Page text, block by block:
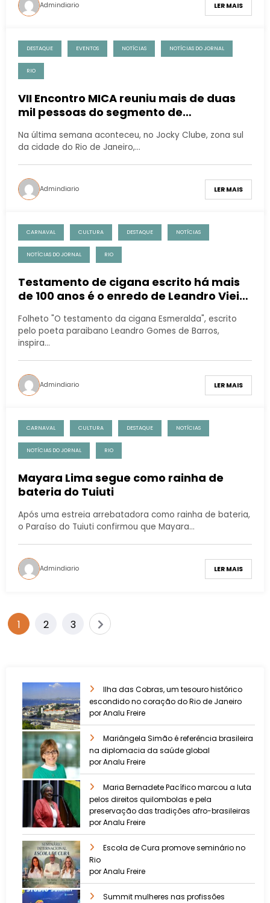
Admindiario LER MAIS
DESTAQUE EVENTOS NOTÍCIAS NOTÍCIAS DO JORNAL
RIO
VII Encontro MICA reuniu mais de duas
mil pessoas do segmento de
Janeiro
Na última semana aconteceu, no Jocky Clube, zona sul
da cidade do Rio de Janeiro,…
Admindiario LER MAIS
CARNAVAL CULTURA DESTAQUE NOTÍCIAS
NOTÍCIAS DO JORNAL RIO
Testamento de cigana escrito há mais
de 100 anos é o enredo de Leandro Vieira
Folheto "O testamento da cigana Esmeralda", escrito
pelo poeta paraibano Leandro Gomes de Barros,
inspira…
Admindiario LER MAIS
CARNAVAL CULTURA DESTAQUE NOTÍCIAS
NOTÍCIAS DO JORNAL RIO
Mayara Lima segue como rainha de
bateria do Tuiuti
Após uma estreia arrebatadora como rainha de bateria,
o Paraíso do Tuiuti confirmou que Mayara…
Admindiario LER MAIS
1 2 3
Ilha das Cobras, um tesouro histórico
escondido no coração do Rio de Janeiro
por Analu Freire
Mariângela Simão é referência brasileira
na diplomacia da saúde global
por Analu Freire
Maria Bernadete Pacífico marcou a luta
pelos direitos quilombolas e pela
preservação das tradições afro-brasileiras
por Analu Freire
Escola de Cura promove seminário no
Rio
por Analu Freire
Summit mulheres nas profissões